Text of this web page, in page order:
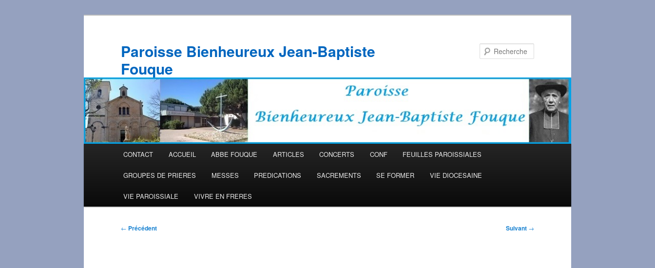
Paroisse Bienheureux Jean-Baptiste
Fouque
CONTACT ACCUEIL ABBE FOUQUE ARTICLES CONCERTS CONF FEUILLES PAROISSIALES
GROUPES DE PRIERES MESSES PREDICATIONS SACREMENTS SE FORMER VIE DIOCESAINE
VIE PAROISSIALE VIVRE EN FRERES
Navigation
← Précédent Suivant →